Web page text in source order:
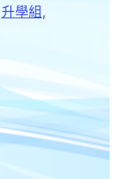
升學組